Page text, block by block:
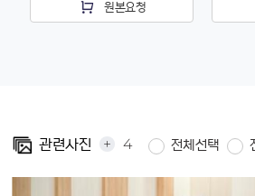
원본요청
관련사진 + 4 전체선택